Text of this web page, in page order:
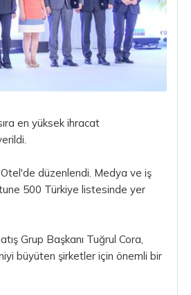
en yüksek ihracat
düzenlendi. Medya ve iş
500 Türkiye listesinde yer
Grup Başkanı Tuğrul Cora,
büyüten şirketler için önemli bir